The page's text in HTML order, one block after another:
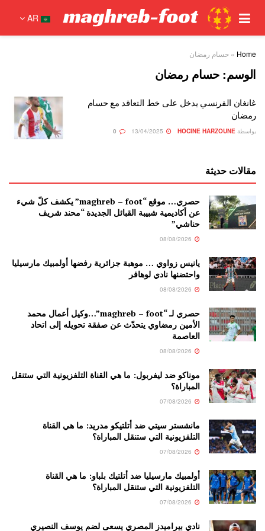
AR
Home
» حسام رمضان
الوسم:حسام رمضان
غانغان الفرنسي يدخل على خط التعاقد مع حسام
رمضان
بواسطة HOCINE HARZOUNE
مقالات حديثة
حصري… موقع “maghreb – foot” يكشف كلّ شيء
عن أكاديمية شبيبة القبائل الجديدة “محند شريف
حناشي”
يانيس زواوي … موهبة جزائرية رفضها أولمبيك مارسيليا
واحتضنها نادي لوهافر
حصري لـ “maghreb – foot”…وكيل أعمال محمد
الأمين رمضاوي يتحدّث عن صفقة تحويله إلى اتحاد
العاصمة
موناكو ضد ليفربول: ما هي القناة التلفزيونية التي ستنقل
المباراة؟
مانشستر سيتي ضد أتلتيكو مدريد: ما هي القناة
التلفزيونية التي ستنقل المباراة؟
أولمبيك مارسيليا ضد أتلتيك بلباو: ما هي القناة
التلفزيونية التي ستنقل المباراة؟
نادي بيراميدز المصري يسعى لضم يوسف النصيري